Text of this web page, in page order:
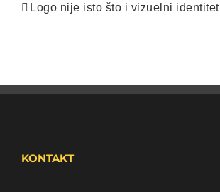
Logo nije isto što i vizuelni identitet
KONTAKT